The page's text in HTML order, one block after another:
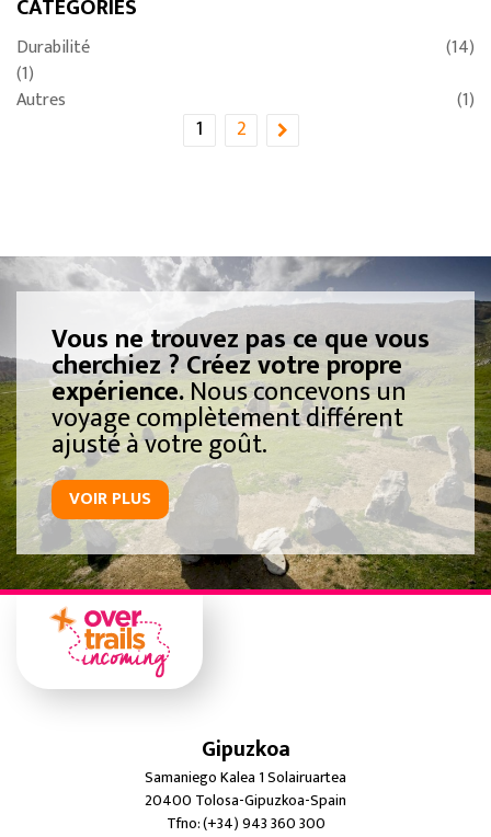
Durabilité
(14)
(1)
Autres
(1)
1 2
Vous ne trouvez pas ce que vous
cherchiez ? Créez votre propre
expérience.Nous concevons un
voyage complètement différent
ajusté à votre goût.
VOIR PLUS
Gipuzkoa
Samaniego Kalea 1 Solairuartea
20400 Tolosa-Gipuzkoa-Spain
Tfno: (+34) 943 360 300